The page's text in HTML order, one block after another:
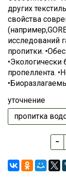
других
свойства
исследований
пропитки.
пропеллента.
уточнение